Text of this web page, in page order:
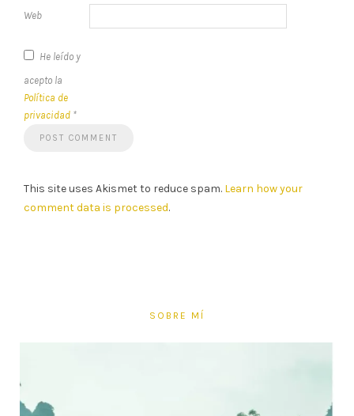
Web
He leído y
acepto la
Política de
privacidad *
This site uses Akismet to reduce spam. Learn how your
comment data is processed.
SOBRE MÍ